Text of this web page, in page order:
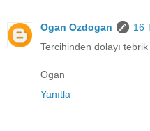
Ogan Ozdogan
16
Tercihinden dolayı
Ogan
Yanıtla